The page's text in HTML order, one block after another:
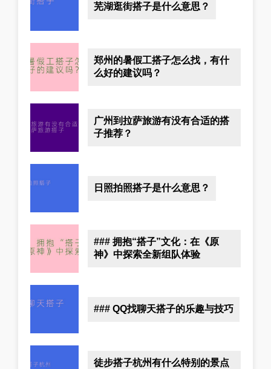
芜湖逛街搭子是什么意思？
郑州的暑假工搭子怎么找，有什
么好的建议吗？
广州到拉萨旅游有没有合适的搭
子推荐？
日照拍照搭子是什么意思？
### 拥抱“搭子”文化：在《原
神》中探索全新组队体验
### QQ找聊天搭子的乐趣与技巧
徒步搭子杭州有什么特别的景点